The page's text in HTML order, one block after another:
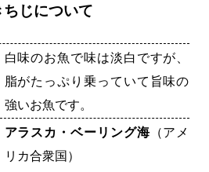
ちじについて
白味のお魚で味は淡白ですが、
脂がたっぷり乗っていて旨味の
強いお魚です。
アラスカ・ベーリング海（アメ
リカ合衆国）